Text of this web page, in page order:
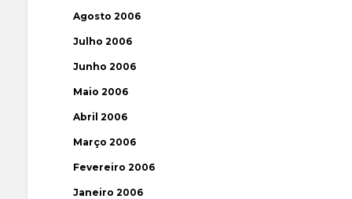
Agosto 2006
Julho 2006
Junho 2006
Maio 2006
Abril 2006
Março 2006
Fevereiro 2006
Janeiro 2006